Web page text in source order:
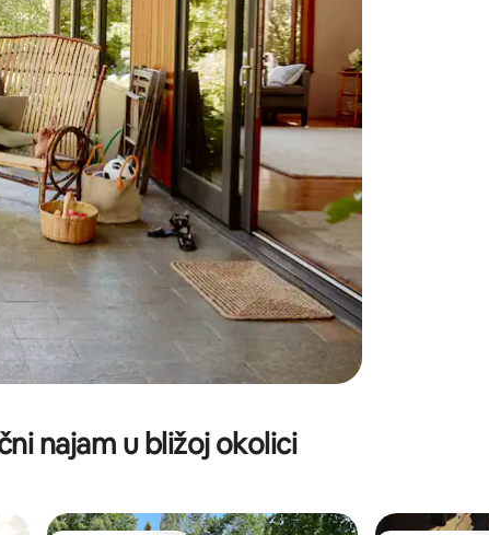
gore i prema dolje, kao i dodirom ili prelaskom prstom po zaslonu.
najam u bližoj okolici